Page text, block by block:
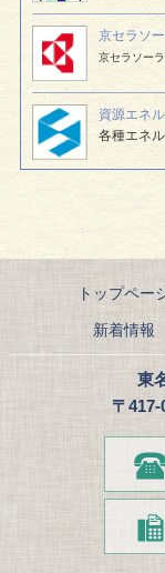
京セラソ
京セラソー
資源エネ
各種エネ
トップペー
新着情報
東
〒